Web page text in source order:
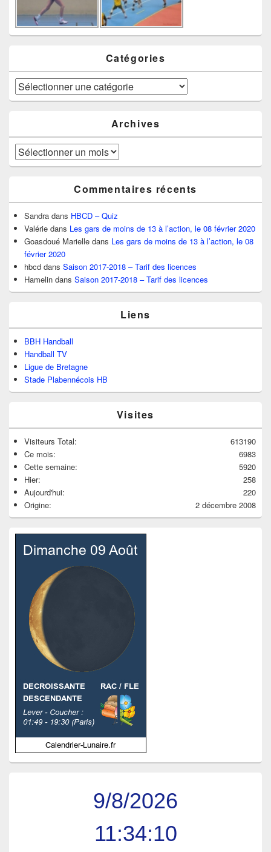
Catégories
Catégories
Archives
Archives
Commentaires récents
Sandra dans HBCD – Quiz
Valérie dans Les gars de moins de 13 à l’action, le 08 février 2020
Goasdoué Marielle dans Les gars de moins de 13 à l’action, le 08
février 2020
hbcd dans Saison 2017-2018 – Tarif des licences
Hamelin dans Saison 2017-2018 – Tarif des licences
Liens
BBH Handball
Handball TV
Ligue de Bretagne
Stade Plabennécois HB
Visites
613190
Visiteurs Total:
6983
Ce mois:
5920
Cette semaine:
258
Hier:
220
Aujourd'hui:
2 décembre 2008
Origine:
9/8/2026
11:34:11